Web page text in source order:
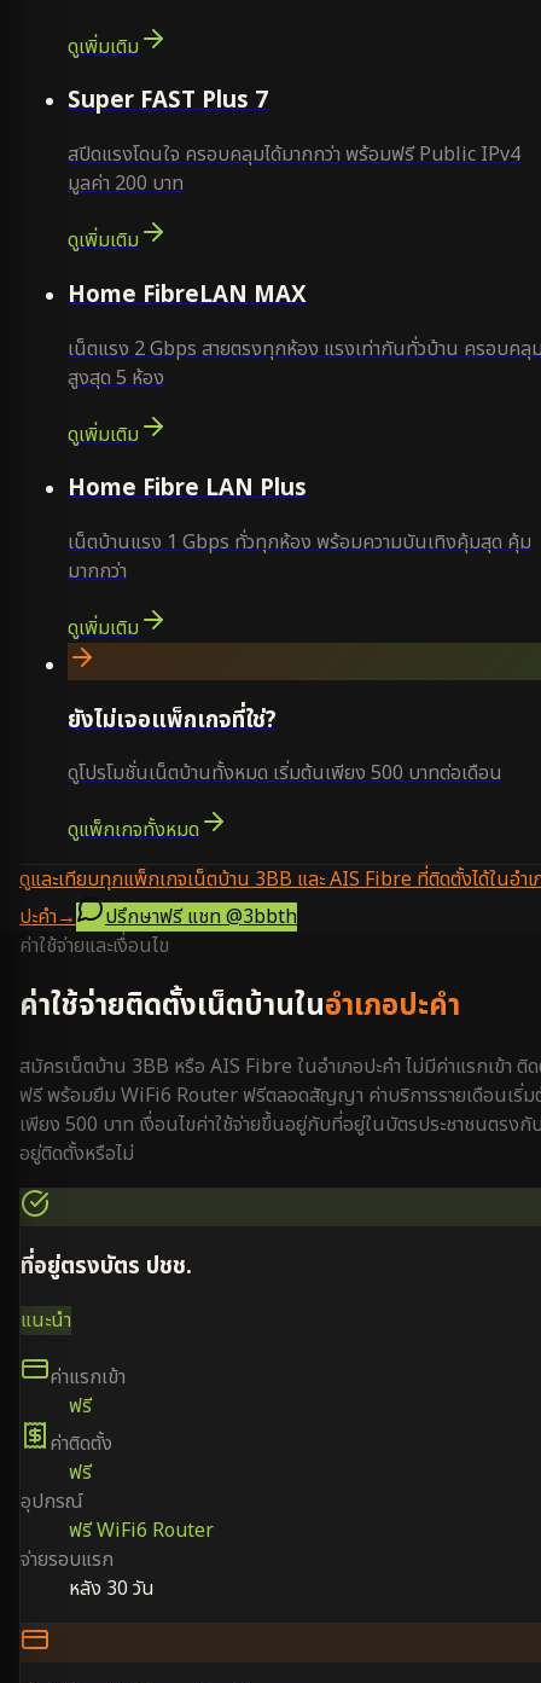
ดูเพิ่มเติม
Super FAST Plus 7
สปีดแรงโดนใจ ครอบคลุมได้มากกว่า พร้อมฟรี Public IPv4
มูลค่า 200 บาท
ดูเพิ่มเติม
Home FibreLAN MAX
เน็ตแรง 2 Gbps สายตรงทุกห้อง แรงเท่ากันทั่วบ้าน ครอบคลุ
สูงสุด 5 ห้อง
ดูเพิ่มเติม
Home Fibre LAN Plus
เน็ตบ้านแรง 1 Gbps ทั่วทุกห้อง พร้อมความบันเทิงคุ้มสุด คุ้ม
มากกว่า
ดูเพิ่มเติม
ยังไม่เจอแพ็กเกจที่ใช่?
ดูโปรโมชั่นเน็ตบ้านทั้งหมด เริ่มต้นเพียง 500 บาทต่อเดือน
ดูแพ็กเกจทั้งหมด
ดูและเทียบทุกแพ็กเกจเน็ตบ้าน 3BB และ AIS Fibre ที่ติดตั้งได้ในอำเ
ปะคำ→ ปรึกษาฟรี แชท@3bbth
ค่าใช้จ่ายและเงื่อนไข
ค่าใช้จ่ายติดตั้งเน็ตบ้านในอำเภอปะคำ
สมัครเน็ตบ้าน 3BB หรือ AIS Fibre ในอำเภอปะคำ ไม่มีค่าแรกเข้า ติ
ฟรี พร้อมยืม WiFi6 Router ฟรีตลอดสัญญา ค่าบริการรายเดือนเริ่
เพียง 500 บาท เงื่อนไขค่าใช้จ่ายขึ้นอยู่กับที่อยู่ในบัตรประชาชนตรงกั
อยู่ติดตั้งหรือไม่
ที่อยู่ตรงบัตร ปชช.
แนะนำ
ค่าแรกเข้า
ฟรี
ค่าติดตั้ง
ฟรี
อุปกรณ์
ฟรี WiFi6 Router
จ่ายรอบแรก
หลัง 30 วัน